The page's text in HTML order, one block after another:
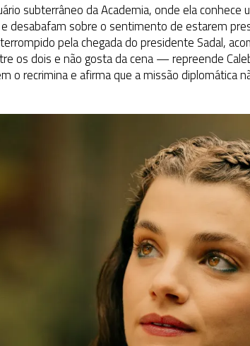
subterrâneo da Academia, onde ela conhece
desabafam sobre o sentimento de estarem
pela chegada do presidente Sadal,
os dois e não gosta da cena — repreende
o recrimina e afirma que a missão diplomática